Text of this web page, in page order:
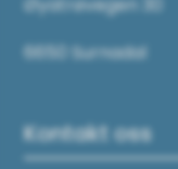
6650 Surnadal
Kontakt oss